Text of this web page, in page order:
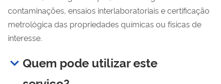
contaminações, ensaios interlaboratoriais e certificação
metrológica das propriedades químicas ou físicas de
interesse.
Quem pode utilizar este